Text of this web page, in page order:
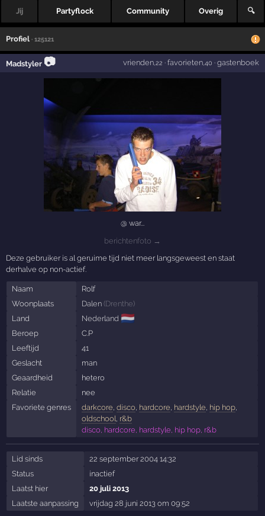
Jij Partyflock Community Overig 🔍
Profiel · 125121
Madstyler 📷 vrienden,22 · favorieten,40 · gastenboek
@ war...
berichtenfoto →
Deze gebruiker is al geruime tijd niet meer langsgeweest en staat
derhalve op non-actief.
Naam
Rolf
Woonplaats
Dalen (Drenthe)
Land
Nederland 🇳🇱
Beroep
C.P
Leeftijd
41
Geslacht
man
Geaardheid
hetero
Relatie
nee
Favoriete genres
darkcore, disco, hardcore, hardstyle, hip hop,
oldschool, r&b
disco, hardcore, hardstyle, hip hop, r&b
Lid sinds
22 september 2004 14:32
Status
inactief
Laatst hier
20 juli 2013
Laatste aanpassing
vrijdag 28 juni 2013 om 09:52